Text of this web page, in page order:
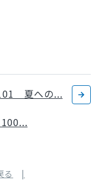
夏への...
る